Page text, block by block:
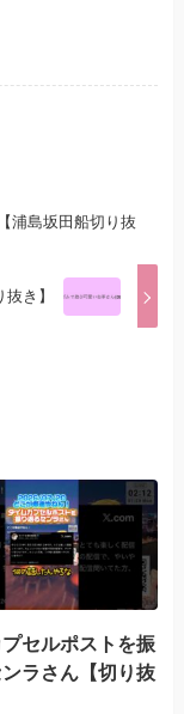
浦島坂田船切り抜
き】
セルポストを振
ラさん【切り抜